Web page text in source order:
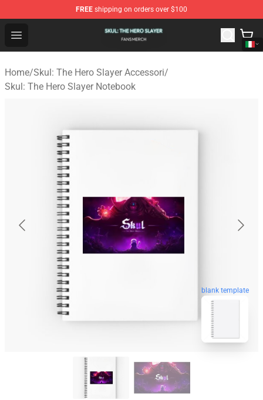
FREE shipping on orders over $100
Open menu
Skul: The Hero Slayer Shop - Official Skul: The Hero
Home/Skul: The Hero Slayer Accessori/
Skul: The Hero Slayer Notebook
blank template